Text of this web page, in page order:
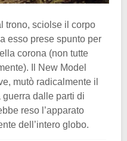
trono, sciolse il corpo
esso prese spunto per
corona (non tutte
Il New Model
mutò radicalmente il
dalle parti di
reso l’apparato
dell’intero globo.